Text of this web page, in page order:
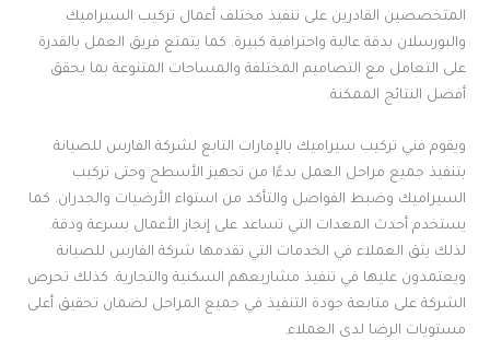
المتخصصين القادرين على تنفيذ مختلف أعمال تركيب السيراميك
والبورسلان بدقة عالية واحترافية كبيرة. كما يتمتع فريق العمل بالقدرة
على التعامل مع التصاميم المختلفة والمساحات المتنوعة بما يحقق
أفضل النتائج الممكنة.
ويقوم فني تركيب سيراميك بالإمارات التابع لشركة الفارس للصيانة
بتنفيذ جميع مراحل العمل بدءًا من تجهيز الأسطح وحتى تركيب
السيراميك وضبط الفواصل والتأكد من استواء الأرضيات والجدران. كما
يستخدم أحدث المعدات التي تساعد على إنجاز الأعمال بسرعة ودقة.
لذلك يثق العملاء في الخدمات التي تقدمها شركة الفارس للصيانة
ويعتمدون عليها في تنفيذ مشاريعهم السكنية والتجارية. كذلك تحرص
الشركة على متابعة جودة التنفيذ في جميع المراحل لضمان تحقيق أعلى
مستويات الرضا لدى العملاء.